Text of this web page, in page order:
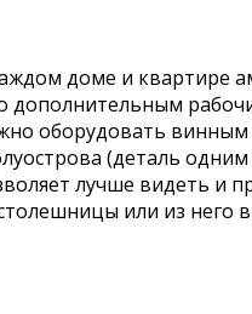
доме и
дополнительным
оборудовать
(деталь
лучше видеть и
или из него